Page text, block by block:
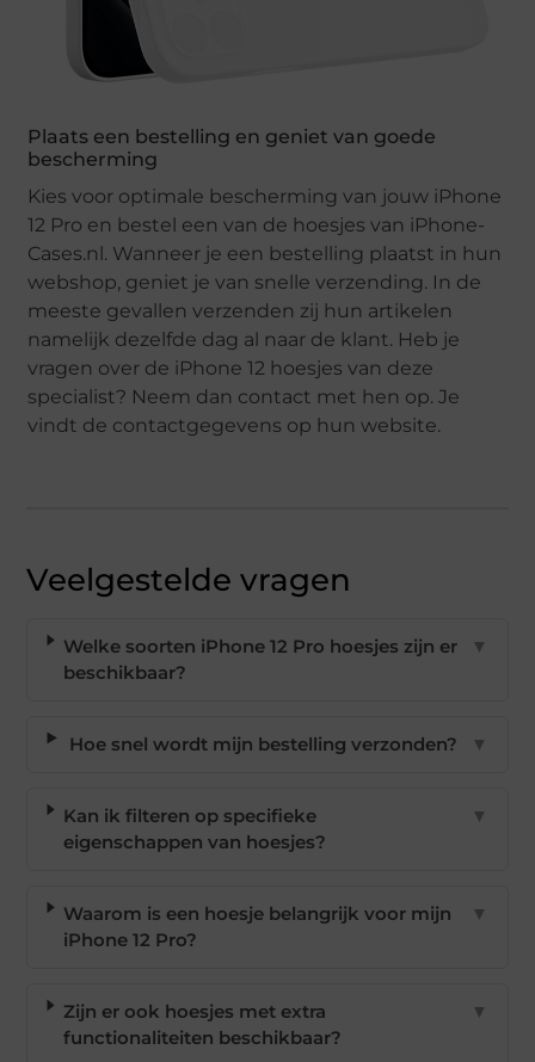
Plaats een bestelling en geniet van goede
bescherming
Kies voor optimale bescherming van jouw iPhone
12 Pro en bestel een van de hoesjes van iPhone-
Cases.nl. Wanneer je een bestelling plaatst in hun
webshop, geniet je van snelle verzending. In de
meeste gevallen verzenden zij hun artikelen
namelijk dezelfde dag al naar de klant. Heb je
vragen over de iPhone 12 hoesjes van deze
specialist? Neem dan contact met hen op. Je
vindt de contactgegevens op hun website.
Veelgestelde vragen
Welke soorten iPhone 12 Pro hoesjes zijn er
beschikbaar?
▼
Hoe snel wordt mijn bestelling verzonden? ▼
Kan ik filteren op specifieke
eigenschappen van hoesjes?
▼
Waarom is een hoesje belangrijk voor mijn
iPhone 12 Pro?
▼
Zijn er ook hoesjes met extra
functionaliteiten beschikbaar?
▼